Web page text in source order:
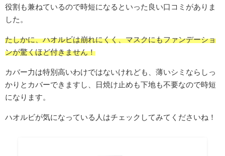
役割も兼ねているので時短になるといった良い口コミがありま
した。
たしかに、ハオルビは崩れにくく、マスクにもファンデーショ
ンが驚くほど付きません！
カバー力は特別高いわけではないけれども、薄いシミならしっ
かりとカバーできますし、日焼け止めも下地も不要なので時短
になります。
ハオルビが気になっている人はチェックしてみてくださいね！